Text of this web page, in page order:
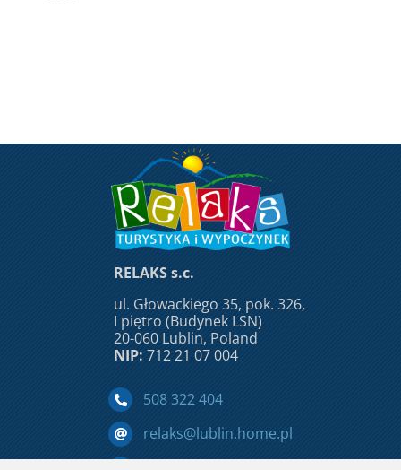
RELAKS s.c.
ul. Głowackiego 35, pok. 326,
I piętro (Budynek LSN)
20-060 Lublin, Poland
NIP: 712 21 07 004
508 322 404
relaks@lublin.home.pl